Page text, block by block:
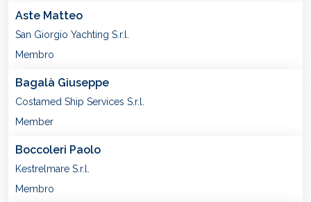
Aste Matteo
San Giorgio Yachting S.r.l.
Membro
Bagalà Giuseppe
Costamed Ship Services S.r.l.
Member
Boccoleri Paolo
Kestrelmare S.r.l.
Membro